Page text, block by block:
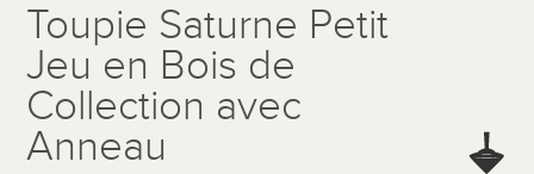
Toupie Saturne Petit
Jeu en Bois de
Collection avec
Anneau